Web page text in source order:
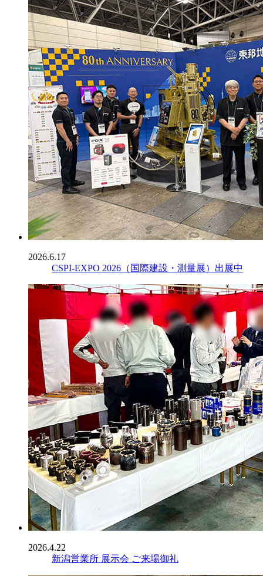
2026.6.17
CSPI-EXPO 2026（国際建設・測量展）出展中
2026.4.22
新潟営業所 展示会 ご来場御礼